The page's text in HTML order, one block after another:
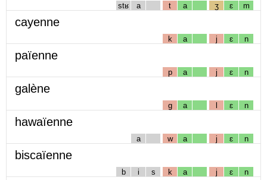
stʁ a t a ʒ ɛ m
cayenne
k a j ɛ n
païenne
p a j ɛ n
galène
g a l ɛ n
hawaïenne
a w a j ɛ n
biscaïenne
b i s k a j ɛ n